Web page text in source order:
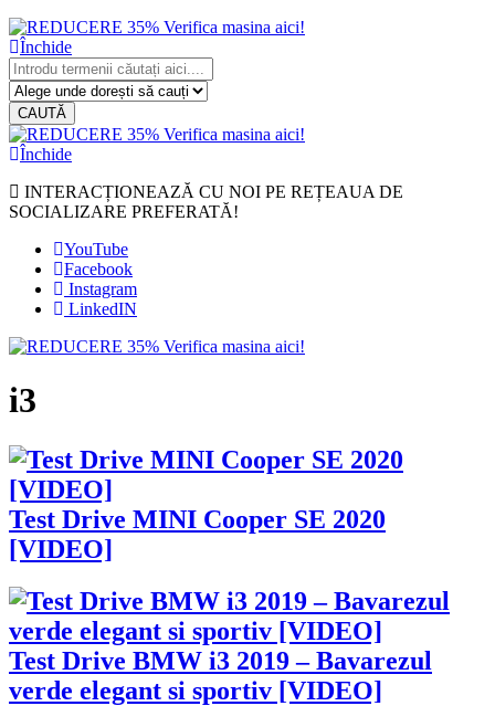
Închide
CAUTĂ
Închide
INTERACȚIONEAZĂ CU NOI PE REȚEAUA DE
SOCIALIZARE PREFERATĂ!
YouTube
Facebook
Instagram
LinkedIN
i3
Test Drive MINI Cooper SE 2020
[VIDEO]
Test Drive BMW i3 2019 – Bavarezul
verde elegant si sportiv [VIDEO]